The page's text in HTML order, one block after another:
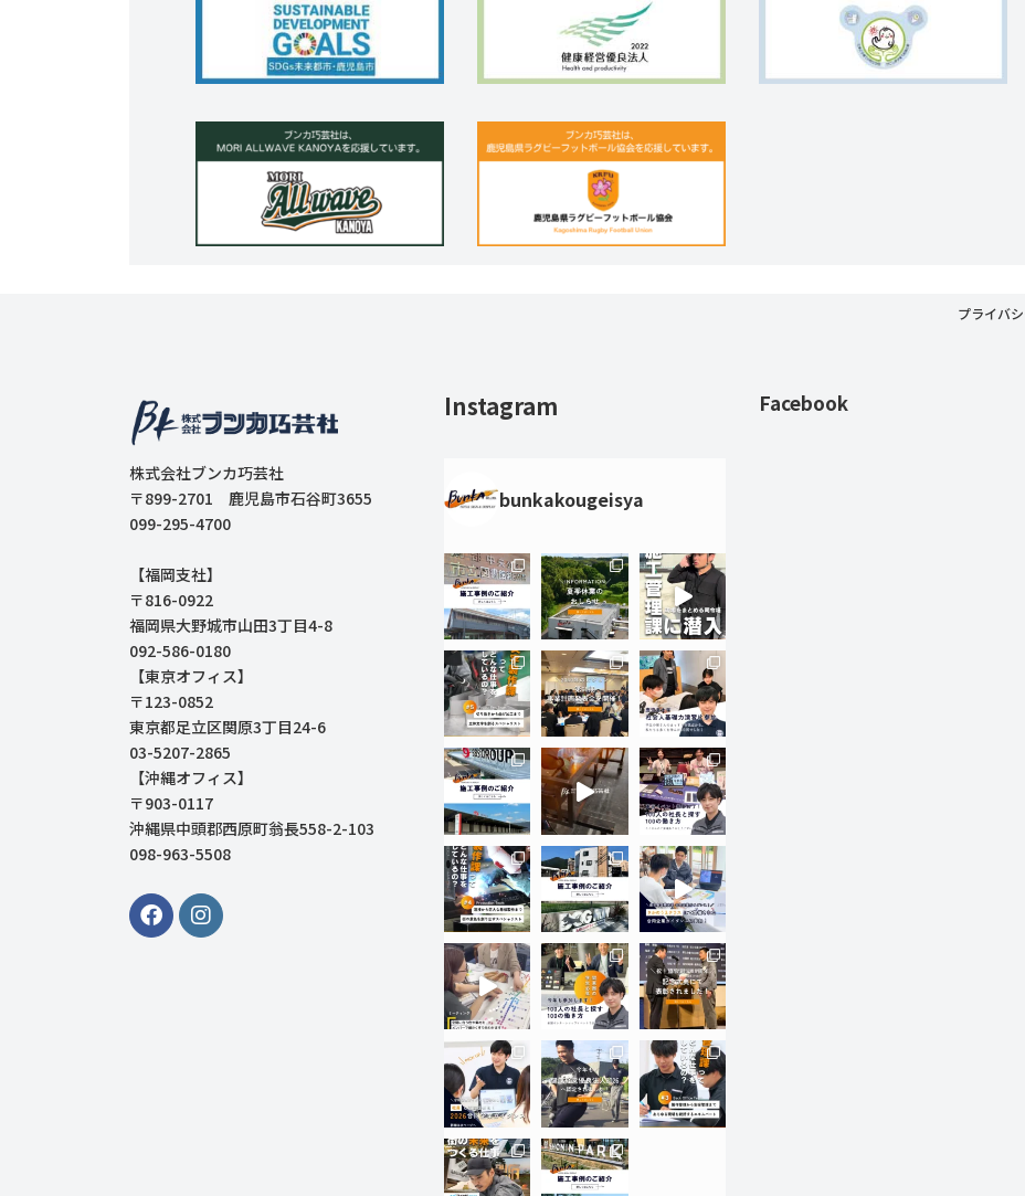
プライバ
株式会社ブンカ巧芸社
〒899-2701 鹿児島市石谷町3655
099-295-4700
【福岡支社】
〒816-0922
福岡県大野城市山田3丁目4-8
092-586-0180
【東京オフィス】
〒123-0852
東京都足立区関原3丁目24-6
03-5207-2865
【沖縄オフィス】
〒903-0117
沖縄県中頭郡西原町翁長558-2-103
098-963-5508
Instagram
bunkakougeisya
Facebook